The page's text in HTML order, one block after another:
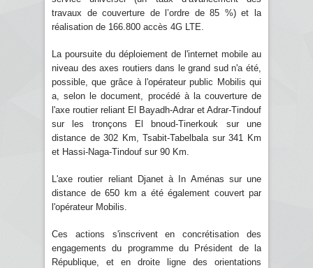
travaux de couverture de l’ordre de 85 %) et la
réalisation de 166.800 accès 4G LTE.
La poursuite du déploiement de l'internet mobile au
niveau des axes routiers dans le grand sud n'a été,
possible, que grâce à l'opérateur public Mobilis qui
a, selon le document, procédé à la couverture de
l'axe routier reliant El Bayadh-Adrar et Adrar-Tindouf
sur les tronçons El bnoud-Tinerkouk sur une
distance de 302 Km, Tsabit-Tabelbala sur 341 Km
et Hassi-Naga-Tindouf sur 90 Km.
L'axe routier reliant Djanet à In Aménas sur une
distance de 650 km a été également couvert par
l'opérateur Mobilis.
Ces actions s'inscrivent en concrétisation des
engagements du programme du Président de la
République, et en droite ligne des orientations